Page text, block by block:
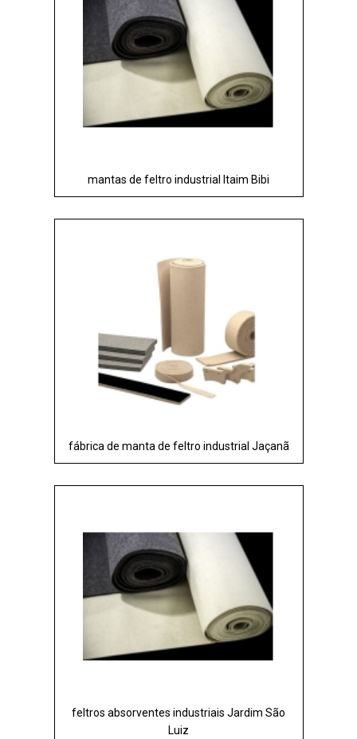
mantas de feltro industrial Itaim Bibi
fábrica de manta de feltro industrial Jaçanã
feltros absorventes industriais Jardim São
Luiz